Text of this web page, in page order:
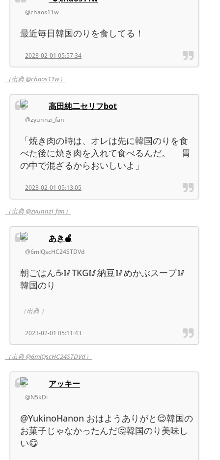
@chaos11w
最近毎日韓国のりを食してる！
2023-02-01 05:57:34
（出典 @chaos11w）
高田純二セリフbot
@zyunnzi_fan
「焼き肉の時は、オレは先に韓国のりを食
べた後に焼き肉を入れて食べるんだ。 胃
の中で混ざるからおいしいよ」
2023-02-01 05:13:05
（出典 @zyunnzi_fan）
あき🍎
@6mlQscHC24STDVd
朝ごはん☕️🥢TKG🥢納豆🥢めかぶスープ🥢
韓国のり
（出典 ）
2023-02-01 05:11:43
（出典 @6mlQscHC24STDVd）
アッキー
@N5kDi
@YukinoHanon おはようありがと😌韓国の
お菓子じゃなかったんだ🤔韓国のり美味し
い😋